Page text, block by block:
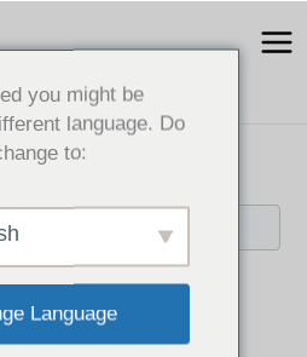
搜尋
分類
新聞中心(21)
you might be
language. Do
to:
Language